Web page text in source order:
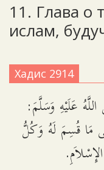
11. Глава о
ислам,
Хадис 2914
عَلَيْهِ وَسَلَّمَ:
مَا قُسِمَ لَهُ وَكُلُّ